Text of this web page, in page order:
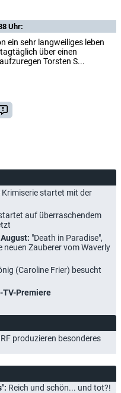
Uhr:
ein sehr langweiliges leben
über einen
Torsten S...
Krimiserie startet mit der
auf überraschendem
"Death in Paradise",
neuen Zauberer vom Waverly
(Caroline Frier) besucht
TV-Premiere
produzieren besonderes
Reich und schön... und tot?!